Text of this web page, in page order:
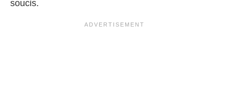
soucis.